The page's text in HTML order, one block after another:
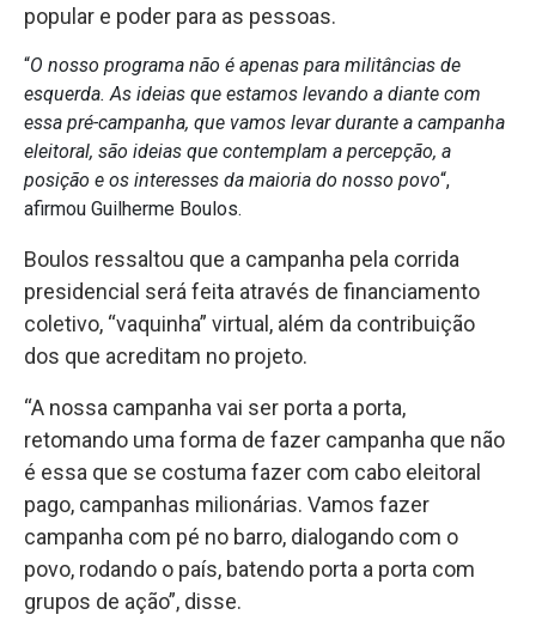
popular e poder para as pessoas.
“O nosso programa não é apenas para militâncias de
esquerda. As ideias que estamos levando a diante com
essa pré-campanha, que vamos levar durante a campanha
eleitoral, são ideias que contemplam a percepção, a
posição e os interesses da maioria do nosso povo“,
afirmou Guilherme Boulos.
Boulos ressaltou que a campanha pela corrida
presidencial será feita através de financiamento
coletivo, “vaquinha” virtual, além da contribuição
dos que acreditam no projeto.
“A nossa campanha vai ser porta a porta,
retomando uma forma de fazer campanha que não
é essa que se costuma fazer com cabo eleitoral
pago, campanhas milionárias. Vamos fazer
campanha com pé no barro, dialogando com o
povo, rodando o país, batendo porta a porta com
grupos de ação”, disse.